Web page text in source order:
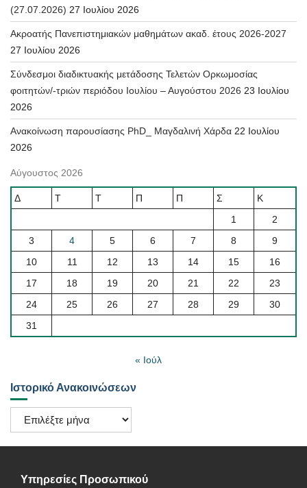
(27.07.2026) 27 Ιουλίου 2026
Ακροατής Πανεπιστημιακών μαθημάτων ακαδ. έτους 2026-2027
27 Ιουλίου 2026
Σύνδεσμοι διαδικτυακής μετάδοσης Τελετών Ορκωμοσίας
φοιτητών/-τριών περιόδου Ιουλίου – Αυγούστου 2026 23 Ιουλίου
2026
Ανακοίνωση παρουσίασης PhD_ Μαγδαλινή Χάρδα 22 Ιουλίου
2026
Αύγουστος 2026
Δ Τ Τ Π Π Σ
Κ
1
2
3
4 5 6 7 8
9
10
11 12 13 14 15
16
17
18 19 20 21 22
23
24
25 26 27 28 29
30
31
« Ιούλ
Ιστορικό Ανακοινώσεων
Ιστορικό
Ανακοινώσεων
Υπηρεσίες Προσωπικού